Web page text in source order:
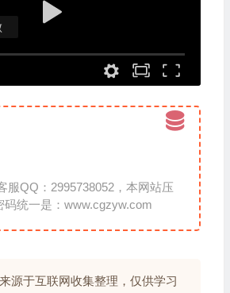
服QQ：2995738052，本网站压
码统一是：www.cgzyw.com
源于互联网收集整理，仅供学习